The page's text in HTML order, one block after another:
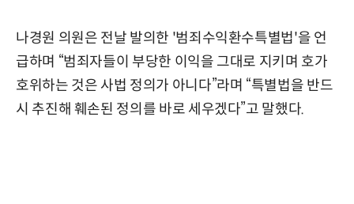
나경원 의원은 전날 발의한 '범죄수익환수특별법'을 언
급하며 “범죄자들이 부당한 이익을 그대로 지키며 호가
호위하는 것은 사법 정의가 아니다”라며 “특별법을 반드
시 추진해 훼손된 정의를 바로 세우겠다”고 말했다.